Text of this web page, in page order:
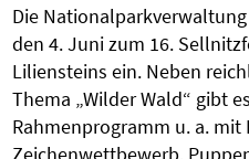
Die
den 4. Juni zum 16.
Liliensteins ein. Neben
Thema „Wilder Wald“ gibt
Rahmenprogramm u. a. mit